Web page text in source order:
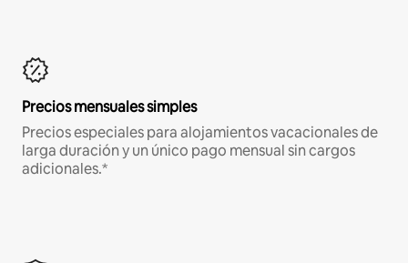
Precios mensuales simples
Precios especiales para alojamientos vacacionales de
larga duración y un único pago mensual sin cargos
adicionales.*